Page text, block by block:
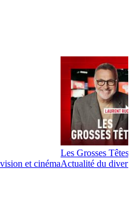
et cinéma
Les Grosses Têtes
Actualité du